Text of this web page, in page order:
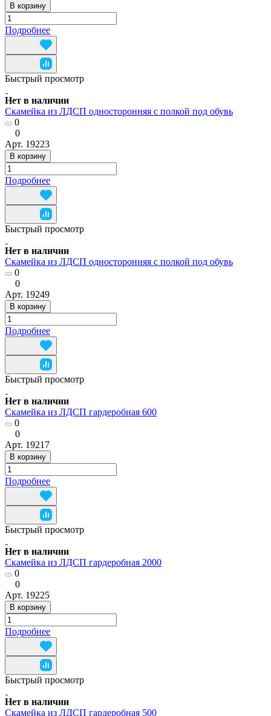
В корзину
Подробнее
Быстрый просмотр
Нет в наличии
Скамейка из ЛДСП односторонняя с полкой под обувь
0
0
Арт. 19223
В корзину
Подробнее
Быстрый просмотр
Нет в наличии
Скамейка из ЛДСП односторонняя с полкой под обувь
0
0
Арт. 19249
В корзину
Подробнее
Быстрый просмотр
Нет в наличии
Скамейка из ЛДСП гардеробная 600
0
0
Арт. 19217
В корзину
Подробнее
Быстрый просмотр
Нет в наличии
Скамейка из ЛДСП гардеробная 2000
0
0
Арт. 19225
В корзину
Подробнее
Быстрый просмотр
Нет в наличии
Скамейка из ЛДСП гардеробная 500